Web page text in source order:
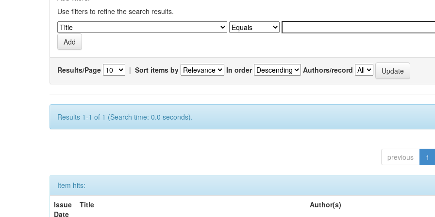
Use filters to refine the search results.
Results/Page | Sort items by In order Authors/record
Results 1-1 of 1 (Search time: 0.0 seconds).
previous 1
Item hits:
Issue
Date
Title Author(s)